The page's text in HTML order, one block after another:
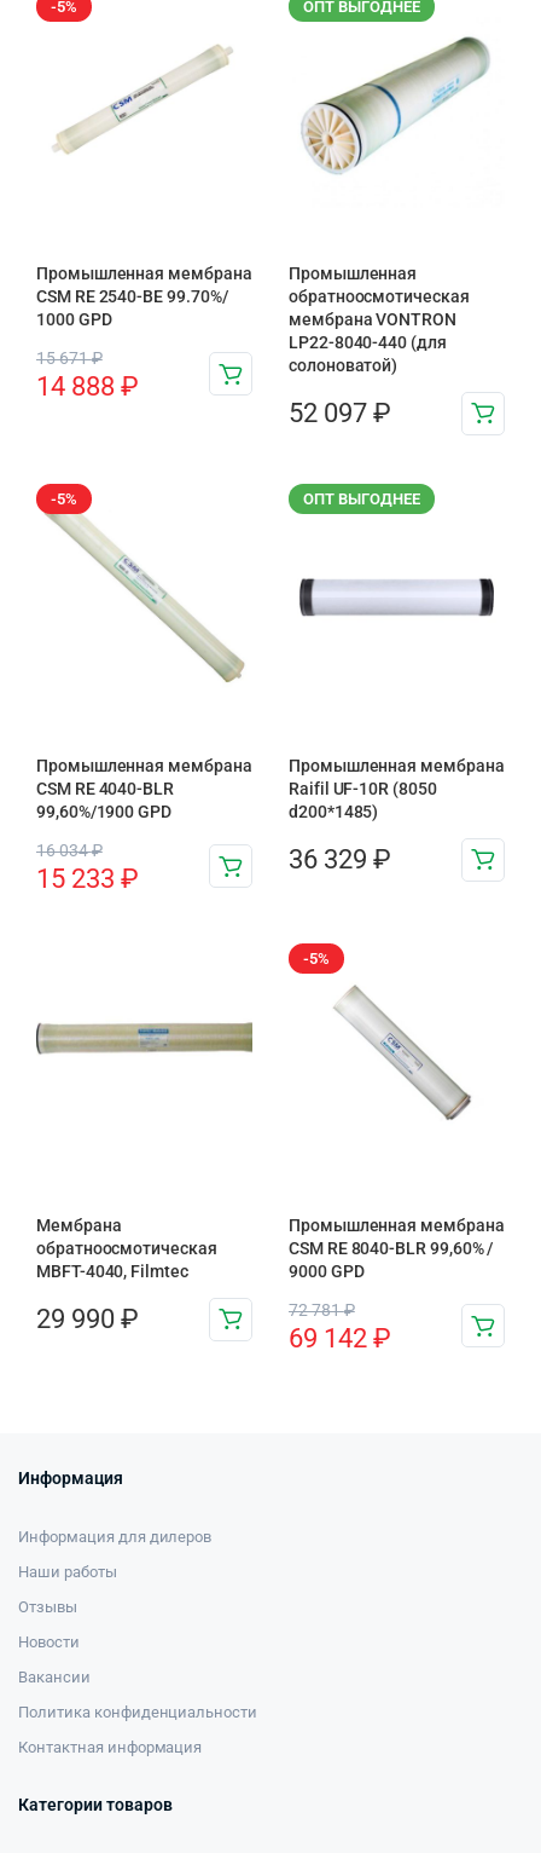
-5%
Промышленная мембрана
CSM RE 2540-BE 99.70%/
1000 GPD
15 671₽
14 888 ₽
ОПТ ВЫГОДНЕЕ
Промышленная
обратноосмотическая
мембрана VONTRON
LP22-8040-440 (для
солоноватой)
52 097 ₽
-5%
Промышленная мембрана
CSM RE 4040-BLR
99,60%/1900 GPD
16 034₽
15 233 ₽
ОПТ ВЫГОДНЕЕ
Промышленная мембрана
Raifil UF-10R (8050
d200*1485)
36 329 ₽
Мембрана
обратноосмотическая
MBFT-4040, Filmtec
29 990 ₽
-5%
Промышленная мембрана
CSM RE 8040-BLR 99,60% /
9000 GPD
72 781₽
69 142 ₽
Информация
Информация для дилеров
Наши работы
Отзывы
Новости
Вакансии
Политика конфиденциальности
Контактная информация
Категории товаров